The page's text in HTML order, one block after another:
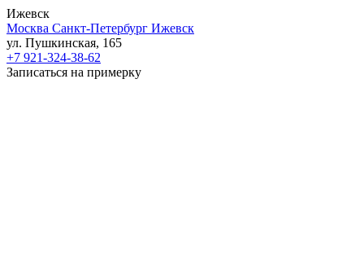
Ижевск
Москва Санкт-Петербург Ижевск
ул. Пушкинская, 165
+7 921-324-38-62
Записаться на примерку